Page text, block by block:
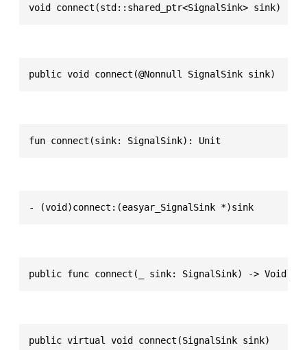
void connect(std::shared_ptr<SignalSink> sink)
public void connect(@Nonnull SignalSink sink)
fun connect(sink: SignalSink): Unit
- (void)connect:(easyar_SignalSink *)sink
public func connect(_ sink: SignalSink) -> Void
public virtual void connect(SignalSink sink)